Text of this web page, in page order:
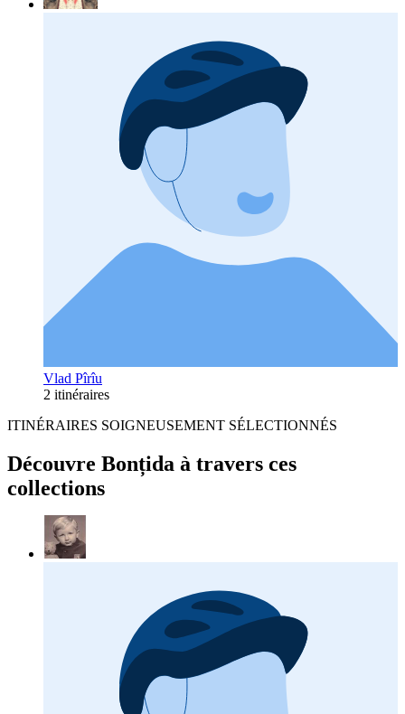
Vlad Pîrîu
2 itinéraires
ITINÉRAIRES SOIGNEUSEMENT SÉLECTIONNÉS
Découvre Bonțida à travers ces
collections